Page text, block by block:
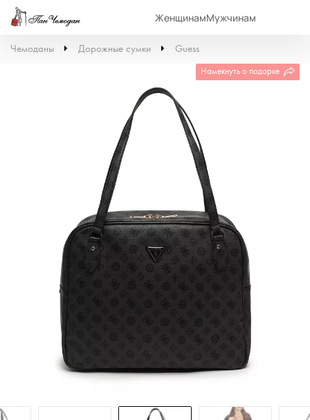
ЖенщинамМужчинам
Чемоданы Дорожные сумки Guess
Намекнуть о подарке